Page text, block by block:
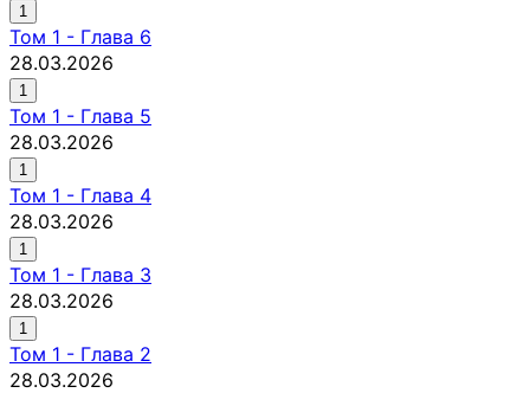
1
Том 1 - Глава 6
28.03.2026
1
Том 1 - Глава 5
28.03.2026
1
Том 1 - Глава 4
28.03.2026
1
Том 1 - Глава 3
28.03.2026
1
Том 1 - Глава 2
28.03.2026